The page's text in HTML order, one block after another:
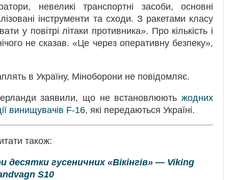
невеликі транспортні засоби, основні
інструменти та сходи. З ракетами класу
у повітрі літаки противника». Про кількість і
не сказав. «Це через оперативну безпеку»,
в Україну, Міноборони не повідомляє.
заявили, що не встановлюють жодних
винищувачів F-16, які передаються Україні.
також:
десятки гусеничних «Вікінгів» — Viking
S10